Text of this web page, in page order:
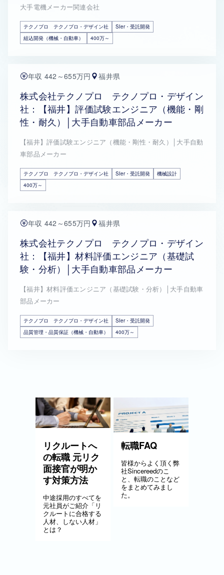
大手電機メーカー関連会社
テクノプロ テクノプロ・デザイン社
SIer・受託開発
組込開発（機械・自動車）
400万～
年収 442～655万円 福井県
株式会社テクノプロ テクノプロ・デザイン
社：【福井】評価試験エンジニア（機能・剛
性・耐久）│大手自動車部品メーカー
【福井】評価試験エンジニア（機能・剛性・耐久）│大手自動
車部品メーカー
テクノプロ テクノプロ・デザイン社 SIer・受託開発
機械設計
400万～
年収 442～655万円 福井県
株式会社テクノプロ テクノプロ・デザイン
社：【福井】材料評価エンジニア（基礎試
験・分析）│大手自動車部品メーカー
【福井】材料評価エンジニア（基礎試験・分析）│大手自動車
部品メーカー
テクノプロ テクノプロ・デザイン社
SIer・受託開発
品質管理・品質保証（機械・自動車）
400万～
リクルートへ
の転職 元リク
面接官が明か
す対策方法
中途採用のすべてを
元社員がご紹介「リ
クルートに合格する
人材、しない人材」
とは？
転職FAQ
皆様からよく頂く弊
社Sincereedのこ
と、転職のことなど
をまとめてみまし
た。